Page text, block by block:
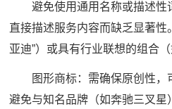
避免使用通用名称或描述性词
直接描述服务内容而缺乏显著性
亚迪”）或具有行业联想的组合（
图形商标：需确保原创性，
避免与知名品牌（如奔驰三叉星